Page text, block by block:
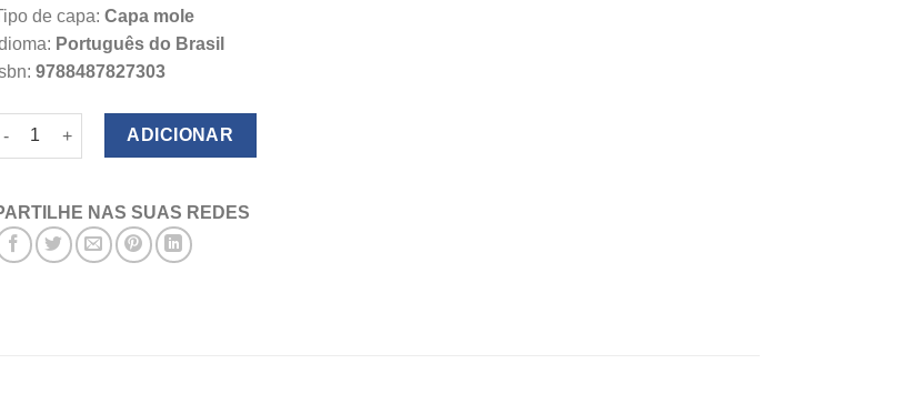
de capa: Capa mole
Português do Brasil
9788487827303
Quantidade de Uma simples verdade
ADICIONAR
NAS SUAS REDES